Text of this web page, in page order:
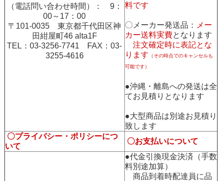
（電話問い合わせ時間）： 9：
00～17：00
〒101-0035 東京都千代田区神
田紺屋町46 alta1F
TEL：03-3256-7741 FAX：03-
3255-4616
料です
〇メーカー発送品：
メー
カー送料実費となります
注文確定時に表記とな
ります （その時点でのキャンセルも
可能です）
●沖縄・離島への発送は全
てお見積りとなります
●大型商品は別途お見積り
致します
〇プライバシー・ポリシーにつ
いて
〇お支払いについて
●代金引換現金決済（手数
料別途加算）
商品到着時配達員に品